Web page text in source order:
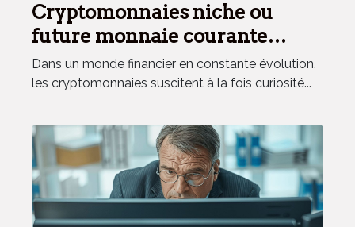
Cryptomonnaies niche ou
future monnaie courante
analyse d'un phénomène
économique
Dans un monde financier en constante évolution,
les cryptomonnaies suscitent à la fois curiosité...